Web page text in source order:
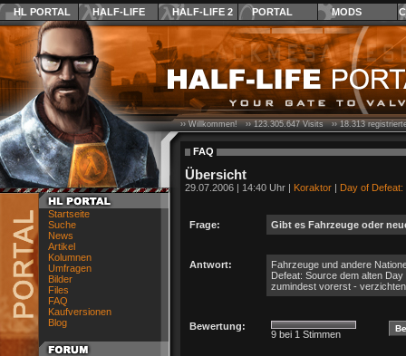
HL PORTAL HALF-LIFE HALF-LIFE 2 PORTAL MODS
Startseite
Suche
News
Artikel
Kolumnen
Umfragen
Bilder
Files
FAQ
Kaufversionen
Blog
›› Willkommen! ››123.305.647Visits ››18.313
FAQ
Übersicht
29.07.2006 | 14:40 Uhr | Koraktor | Day of Defeat:
Frage: Gibt es Fahrzeuge oder
Antwort:
Fahrzeuge und andere
Defeat: Source dem alten
zumindest vorerst -
Bewertung:
9 bei 1 Stimmen